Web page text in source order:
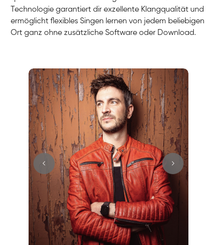
Technologie garantiert dir exzellente Klangqualität und
ermöglicht flexibles Singen lernen von jedem beliebigen
Ort ganz ohne zusätzliche Software oder Download.
Stefan
Gesang / Vocal